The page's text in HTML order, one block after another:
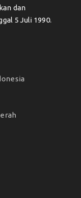
dan
5 Juli 1990.